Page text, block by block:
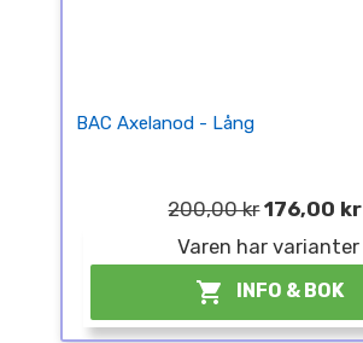
BAC Axelanod - Lång
200,00 kr 176,00 kr
Varen har varianter
 INFO & BOK